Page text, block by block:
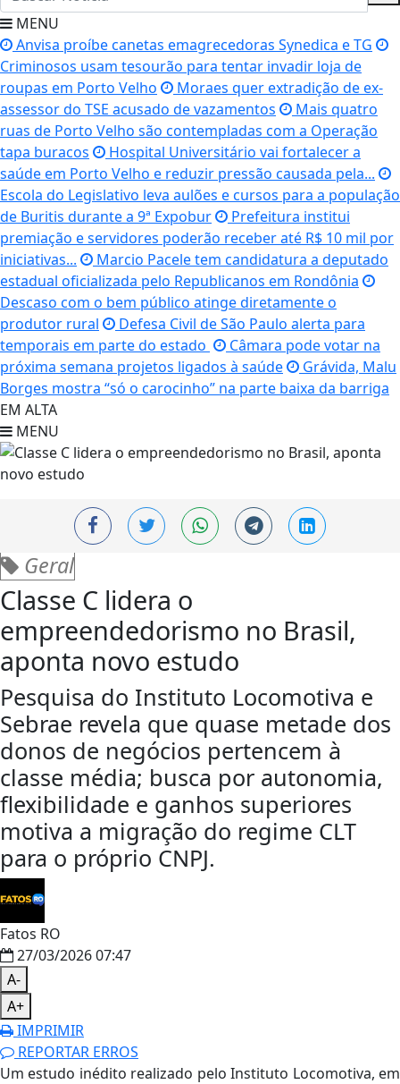
MENU
Anvisa proíbe canetas emagrecedoras Synedica e TG
Criminosos usam tesourão para tentar invadir loja de
roupas em Porto Velho
Moraes quer extradição de ex-
assessor do TSE acusado de vazamentos
Mais quatro
ruas de Porto Velho são contempladas com a Operação
tapa buracos
Hospital Universitário vai fortalecer a
saúde em Porto Velho e reduzir pressão causada pela...
Escola do Legislativo leva aulões e cursos para a população
de Buritis durante a 9ª Expobur
Prefeitura institui
premiação e servidores poderão receber até R$ 10 mil por
iniciativas...
Marcio Pacele tem candidatura a deputado
estadual oficializada pelo Republicanos em Rondônia
Descaso com o bem público atinge diretamente o
produtor rural
Defesa Civil de São Paulo alerta para
temporais em parte do estado
Câmara pode votar na
próxima semana projetos ligados à saúde
Grávida, Malu
Borges mostra “só o carocinho” na parte baixa da barriga
EM ALTA
MENU
Geral
Classe C lidera o
empreendedorismo no Brasil,
aponta novo estudo
Pesquisa do Instituto Locomotiva e
Sebrae revela que quase metade dos
donos de negócios pertencem à
classe média; busca por autonomia,
flexibilidade e ganhos superiores
motiva a migração do regime CLT
para o próprio CNPJ.
Fatos RO
27/03/2026 07:47
A-
A+
IMPRIMIR
REPORTAR ERROS
Um estudo inédito realizado pelo Instituto Locomotiva, em